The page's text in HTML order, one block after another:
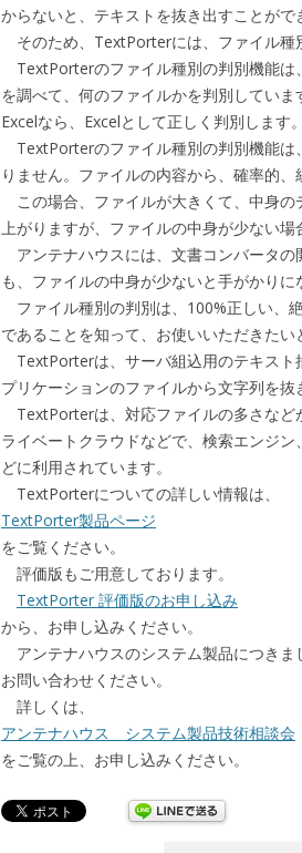
からないと、テキストを抜き出すことがで
そのため、TextPorterには、ファイル種
TextPorterのファイル種別の判別機能は
を調べて、何のファイルかを判別してい
Excelなら、Excelとして正しく判別します。
TextPorterのファイル種別の判別機能は
りません。ファイルの内容から、確率的、
この場合、ファイルが大きくて、中身
上がりますが、ファイルの中身が少ない場
アンテナハウスには、文書コンバータ
も、ファイルの中身が少ないと手がかり
ファイル種別の判別は、100%正しい、
であることを知って、お使いいただきたい
TextPorterは、サーバ組込用のテキス
プリケーションのファイルから文字列を抜
TextPorterは、対応ファイルの多さなど
ライベートクラウドなどで、検索エンジ
どに利用されています。
TextPorterについての詳しい情報は、
TextPorter製品ページ
をご覧ください。
評価版もご用意しております。
TextPorter 評価版のお申し込み
から、お申し込みください。
アンテナハウスのシステム製品につき
お問い合わせください。
詳しくは、
アンテナハウス システム製品技術相談会
をご覧の上、お申し込みください。